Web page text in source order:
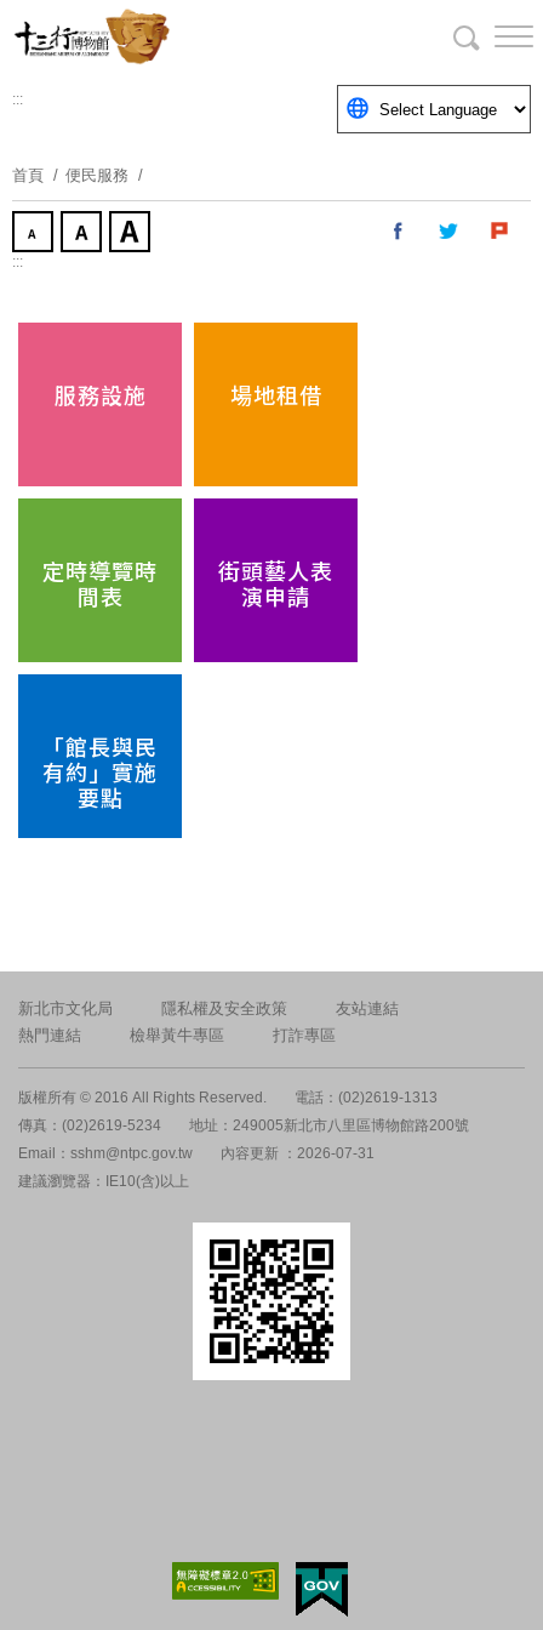
要
塊
:::
首頁 便民服務
:::
服務設施 場地租借
定時導覽時
間表
街頭藝人表
演申請
「館長與民
有約」實施
要點
新北市文化局 隱私權及安全政策
友站連結
熱門連結
檢舉黃牛專區 打詐專區
版權所有 © 2016 All Rights Reserved.
電話：(02)2619-1313
傳真：(02)2619-5234
地址：249005新北市八里區博物館路200號
Email：sshm@ntpc.gov.tw
內容更新 ：2026-07-31
建議瀏覽器：IE10(含)以上